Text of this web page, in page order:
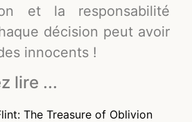
et la responsabilité
décision peut avoir
innocents !
lire ...
The Treasure of Oblivion